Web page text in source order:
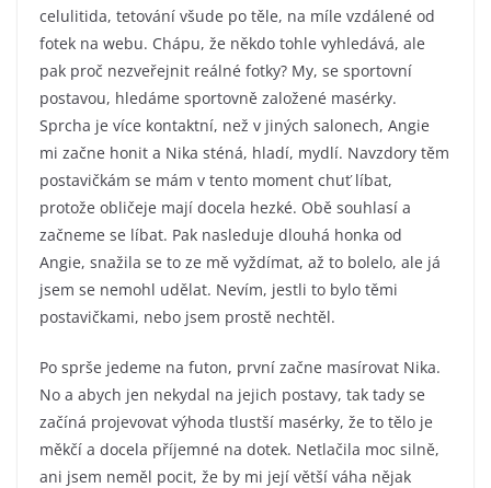
celulitida, tetování všude po těle, na míle vzdálené od
fotek na webu. Chápu, že někdo tohle vyhledává, ale
pak proč nezveřejnit reálné fotky? My, se sportovní
postavou, hledáme sportovně založené masérky.
Sprcha je více kontaktní, než v jiných salonech, Angie
mi začne honit a Nika sténá, hladí, mydlí. Navzdory těm
postavičkám se mám v tento moment chuť líbat,
protože obličeje mají docela hezké. Obě souhlasí a
začneme se líbat. Pak nasleduje dlouhá honka od
Angie, snažila se to ze mě vyždímat, až to bolelo, ale já
jsem se nemohl udělat. Nevím, jestli to bylo těmi
postavičkami, nebo jsem prostě nechtěl.
Po sprše jedeme na futon, první začne masírovat Nika.
No a abych jen nekydal na jejich postavy, tak tady se
začíná projevovat výhoda tlustší masérky, že to tělo je
měkčí a docela příjemné na dotek. Netlačila moc silně,
ani jsem neměl pocit, že by mi její větší váha nějak